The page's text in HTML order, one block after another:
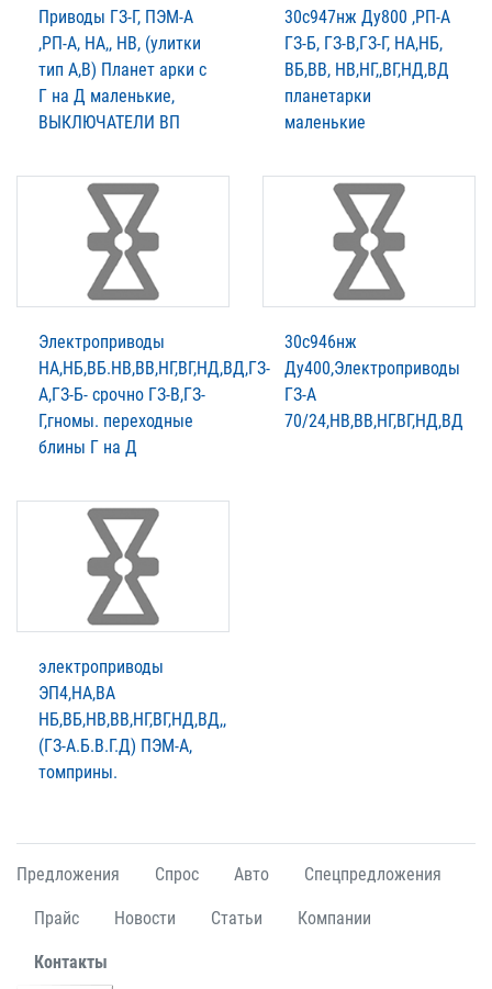
Приводы ГЗ-Г, ПЭМ-А
,РП-А, НА,, НВ, (улитки
тип А,В) Планет арки с
Г на Д маленькие,
ВЫКЛЮЧАТЕЛИ ВП
30с947нж Ду800 ,РП-А
ГЗ-Б, ГЗ-В,ГЗ-Г, НА,НБ,
ВБ,ВВ, НВ,НГ,,ВГ,НД,ВД
планетарки
маленькие
Электроприводы
НА,НБ,ВБ.НВ,ВВ,НГ,ВГ,НД,ВД,ГЗ-
А,ГЗ-Б- срочно ГЗ-В,ГЗ-
Г,гномы. переходные
блины Г на Д
30с946нж
Ду400,Электроприводы
ГЗ-А
70/24,НВ,ВВ,НГ,ВГ,НД,ВД
электроприводы
ЭП4,НА,ВА
НБ,ВБ,НВ,ВВ,НГ,ВГ,НД,ВД,,
(ГЗ-А.Б.В.Г.Д) ПЭМ-А,
томприны.
Предложения Спрос Авто Спецпредложения
Прайс Новости Статьи Компании
Контакты